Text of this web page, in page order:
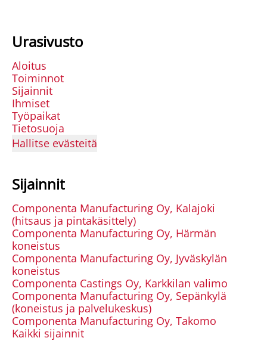
Urasivusto
Aloitus
Toiminnot
Sijainnit
Ihmiset
Työpaikat
Tietosuoja
Hallitse evästeitä
Sijainnit
Componenta Manufacturing Oy, Kalajoki
(hitsaus ja pintakäsittely)
Componenta Manufacturing Oy, Härmän
koneistus
Componenta Manufacturing Oy, Jyväskylän
koneistus
Componenta Castings Oy, Karkkilan valimo
Componenta Manufacturing Oy, Sepänkylä
(koneistus ja palvelukeskus)
Componenta Manufacturing Oy, Takomo
Kaikki sijainnit